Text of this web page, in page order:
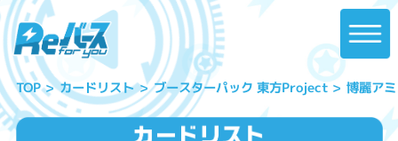
TOP カードリスト ブースターパック 東方Project 博麗ア